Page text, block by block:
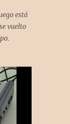
está
vuelto